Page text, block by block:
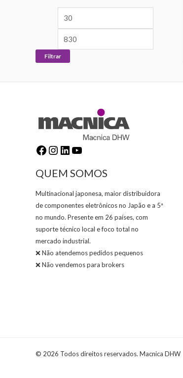
Filtrar
QUEM SOMOS
Multinacional japonesa, maior distribuidora
de componentes eletrônicos no Japão e a 5ª
no mundo. Presente em 26 países, com
suporte técnico local e foco total no
mercado industrial.
❌ Não atendemos pedidos pequenos
❌ Não vendemos para brokers
© 2026 Todos direitos reservados. Macnica DHW